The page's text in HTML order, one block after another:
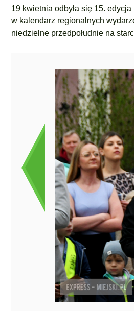
19 kwietnia odbyła się 15.
w kalendarz regionalnych
niedzielne przedpołudnie na